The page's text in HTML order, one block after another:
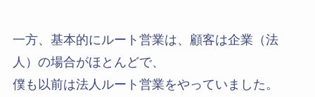
一方、基本的にルート営業は、顧客は企業（法
人）の場合がほとんどで、
僕も以前は法人ルート営業をやっていました。